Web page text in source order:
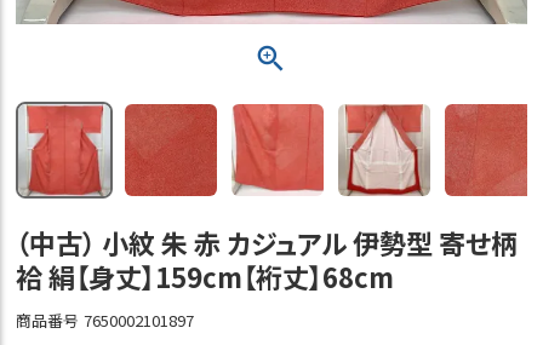
（中古） 小紋 朱 赤 カジュアル 伊勢型 寄せ柄
袷 絹【身丈】159cm【裄丈】68cm
商品番号 7650002101897